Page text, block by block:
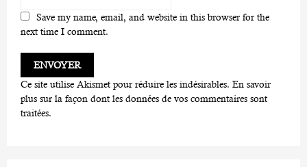
Save my name, email, and website in this browser for the
next time I comment.
Ce site utilise Akismet pour réduire les indésirables. En savoir
plus sur la façon dont les données de vos commentaires sont
traitées.